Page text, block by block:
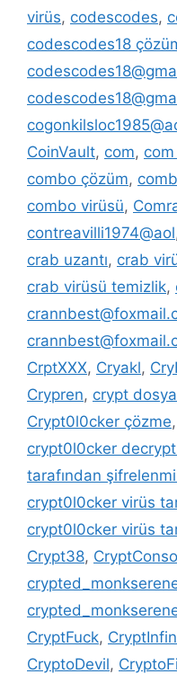
virüs, codescodes,
codescodes18
CoinVault, com,
combo çözüm,
combo virüsü,
contreavilli1974@aol
crab uzantı, crab
crab virüsü temizlik,
CrptXXX, Cryakl,
Crypren, crypt
Crypt0l0cker çözme,
crypt0l0cker
tarafından
crypt0l0cker virüs
crypt0l0cker virüs
Crypt38,
CryptFuck,
CryptoDevil,